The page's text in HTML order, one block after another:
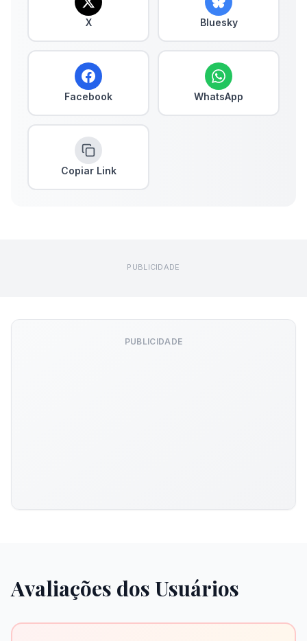
X Bluesky
Facebook WhatsApp
Copiar Link
PUBLICIDADE
PUBLICIDADE
Avaliações dos Usuários